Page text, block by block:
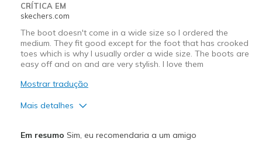
CRÍTICA EM
skechers.com
The boot doesn't come in a wide size so I ordered the
medium. They fit good except for the foot that has crooked
toes which is why I usually order a wide size. The boots are
easy off and on and are very stylish. I love them
Mostrar tradução
Mais detalhes
Em resumo Sim, eu recomendaria a um amigo